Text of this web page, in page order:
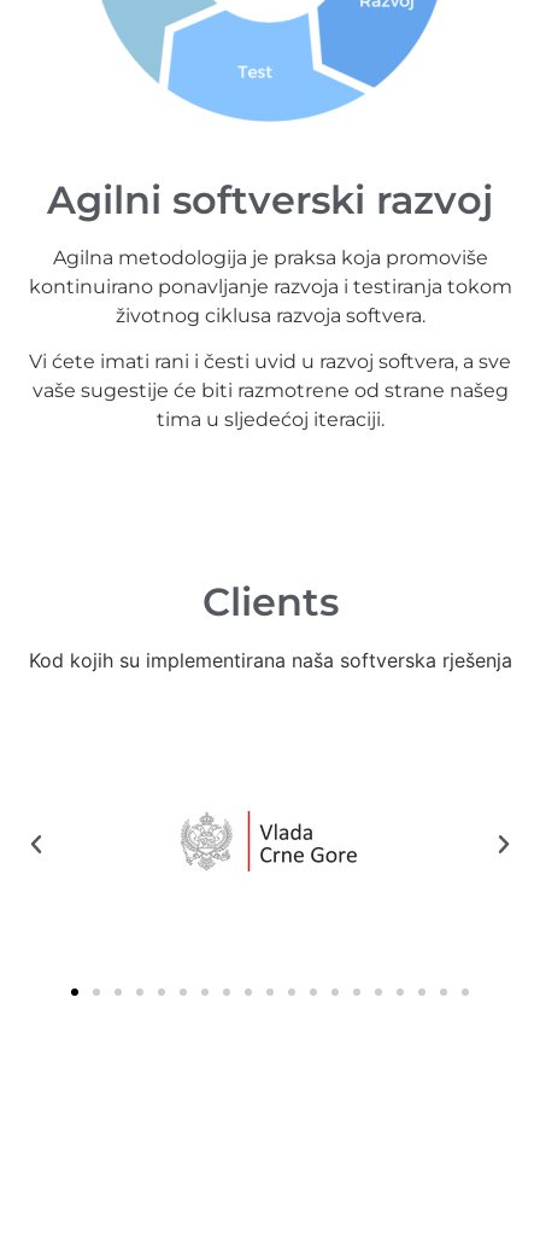
Agilni softverski razvoj
Agilna metodologija je praksa koja promoviše
kontinuirano ponavljanje razvoja i testiranja tokom
životnog ciklusa razvoja softvera.
Vi ćete imati rani i česti uvid u razvoj softvera, a sve
vaše sugestije će biti razmotrene od strane našeg
tima u sljedećoj iteraciji.
Clients
Kod kojih su implementirana naša softverska rješenja